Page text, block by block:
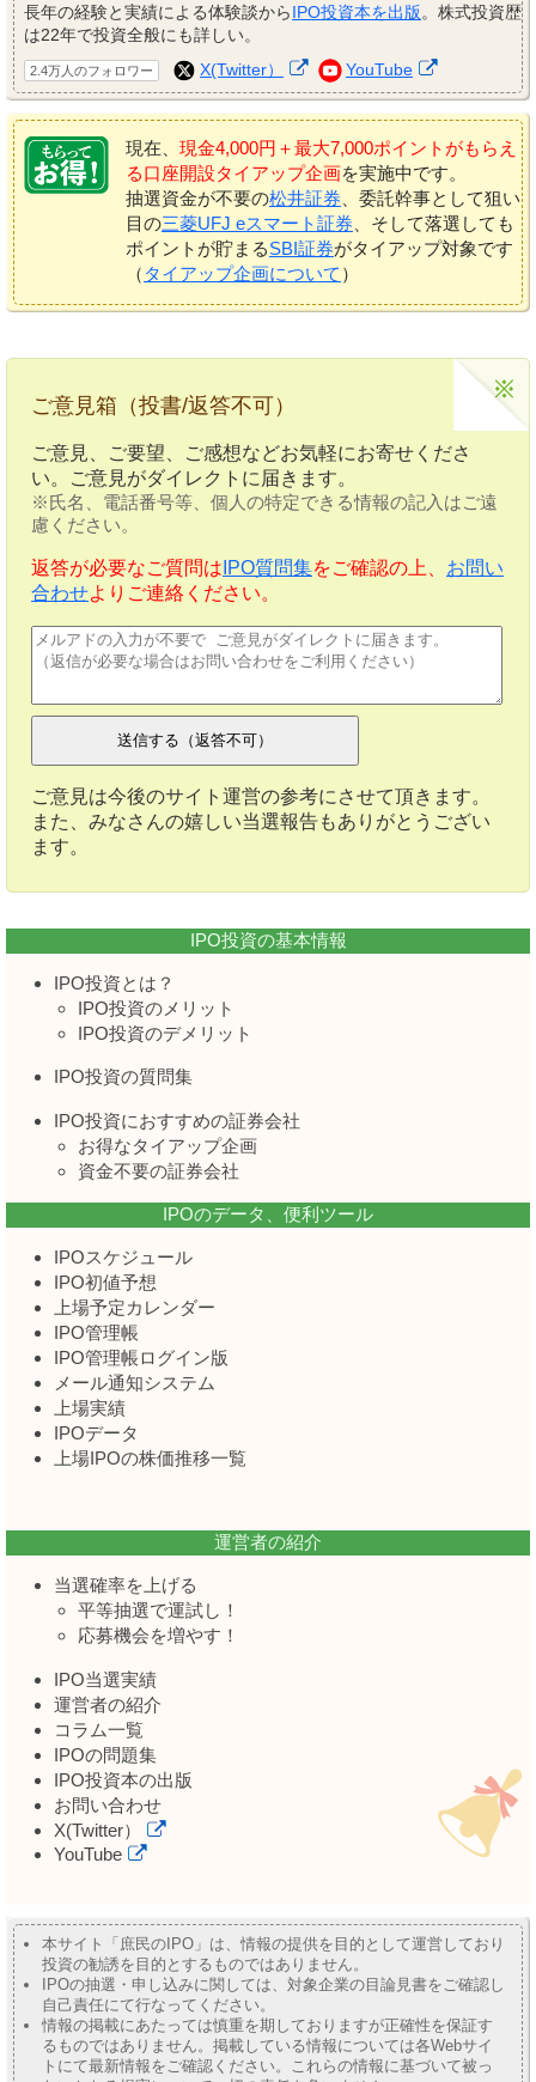
長年の経験と実績による体験談からIPO投資本を出版。株式投資歴
は22年で投資全般にも詳しい。
2.4万人のフォロワー X(Twitter） YouTube
現在、 現金4,000円＋最大7,000ポイントがもらえ
る口座開設タイアップ企画を実施中です。
抽選資金が不要の松井証券 、委託幹事として狙い
目の三菱UFJ eスマート証券 、そして落選しても
ポイントが貯まるSBI証券がタイアップ対象です
（ タイアップ企画について ）
ご意見箱（投書/返答不可）
ご意見、ご要望、ご感想などお気軽にお寄せくださ
い。ご意見がダイレクトに届きます。
※氏名、電話番号等、個人の特定できる情報の記入はご遠
慮ください。
返答が必要なご質問は IPO質問集をご確認の上、 お問い
合わせよりご連絡ください。
ご意見は今後のサイト運営の参考にさせて頂きます。
また、みなさんの嬉しい当選報告もありがとうござい
ます。
IPO投資の基本情報
IPO投資とは？
IPO投資のメリット
IPO投資のデメリット
IPO投資の質問集
IPO投資におすすめの証券会社
お得なタイアップ企画
資金不要の証券会社
IPOのデータ、便利ツール
IPOスケジュール
IPO初値予想
上場予定カレンダー
IPO管理帳
IPO管理帳ログイン版
メール通知システム
上場実績
IPOデータ
上場IPOの株価推移一覧
運営者の紹介
当選確率を上げる
平等抽選で運試し！
応募機会を増やす！
IPO当選実績
運営者の紹介
コラム一覧
IPOの問題集
IPO投資本の出版
お問い合わせ
X(Twitter）
YouTube
本サイト「庶民のIPO」は、情報の提供を目的として運営しており
投資の勧誘を目的とするものではありません。
IPOの抽選・申し込みに関しては、対象企業の目論見書をご確認し
自己責任にて行なってください。
情報の掲載にあたっては慎重を期しておりますが正確性を保証す
るものではありません。掲載している情報については各Webサイ
トにて最新情報をご確認ください。これらの情報に基づいて被っ